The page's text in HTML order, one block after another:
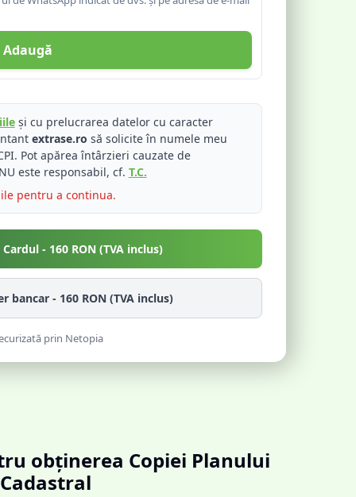
Adaugă
și cu prelucrarea datelor cu caracter
extrase.ro să solicite în numele meu
Pot apărea întârzieri cauzate de
este responsabil, cf. T.C.
pentru a continua.
- 160 RON (TVA inclus)
bancar - 160 RON (TVA inclus)
prin Netopia
obținerea Copiei Planului
Cadastral